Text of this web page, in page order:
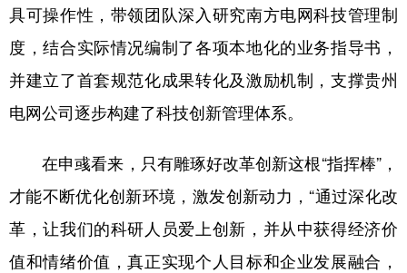
具可操作性，带领团队深入研究南方电网科技管理制
度，结合实际情况编制了各项本地化的业务指导书，
并建立了首套规范化成果转化及激励机制，支撑贵州
电网公司逐步构建了科技创新管理体系。
在申彧看来，只有雕琢好改革创新这根“指挥棒”，
才能不断优化创新环境，激发创新动力，“通过深化改
革，让我们的科研人员爱上创新，并从中获得经济价
值和情绪价值，真正实现个人目标和企业发展融合，